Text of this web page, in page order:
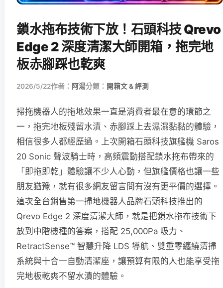
鎖水拖布技術下放！石頭科技 Qrevo
Edge 2 深度清潔大師開箱，拖完地
板赤腳踩也乾爽
2026/5/22作者： 阿湯分類： 開箱文 & 評測
掃拖機器人的拖地效果一直是消費者最在意的環節之
一，拖完地板殘留水漬、赤腳踩上去濕濕黏黏的體驗，
相信很多人都經歷過。上次開箱石頭科技旗艦機 Saros
20 Sonic 聲波騎士時，高頻震動搭配鎖水拖布帶來的
「即拖即乾」體驗讓不少人心動，但旗艦價格也讓一些
朋友猶豫，就有很多網友留言問有沒有更平價的選擇。
這次全台銷售第一掃地機器人品牌石頭科技推出的
Qrevo Edge 2 深度清潔大師，就是把鎖水拖布技術下
放到中階機種的答案，搭配 25,000Pa 吸力、
RetractSense™ 智慧升降 LDS 導航、雙重零纏繞清掃
系統與十合一自動清潔座，讓預算有限的人也能享受拖
完地板乾爽不留水漬的體驗。